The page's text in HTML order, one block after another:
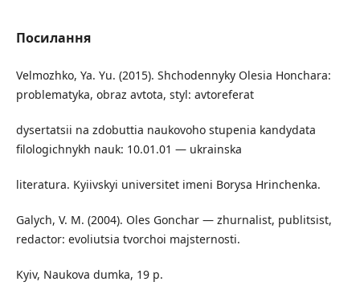
Посилання
Velmozhko, Ya. Yu. (2015). Shchodennyky Olesia Honchara:
problematyka, obraz avtota, styl: avtoreferat
dysertatsii na zdobuttia naukovoho stupenia kandydata
filologichnykh nauk: 10.01.01 — ukrainska
literaturа. Kyiivskyi universitet imeni Borysa Hrinchenka.
Galych, V. M. (2004). Oles Gonchar — zhurnalist, publitsist,
redactor: evoliutsia tvorchoi majsternosti.
Kyiv, Naukova dumka, 19 p.